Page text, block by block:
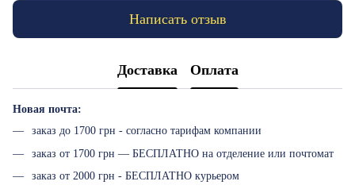
Написать отзыв
Доставка Оплата
Новая почта:
заказ до 1700 грн - согласно тарифам компании
заказ от 1700 грн — БЕСПЛАТНО на отделение или почтомат
заказ от 2000 грн - БЕСПЛАТНО курьером